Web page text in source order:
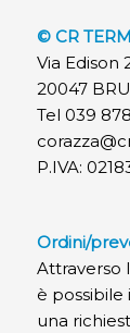
© CR
Via Edison
20047
Tel 039
P.IVA:
Ordini/
Attraverso
è possibile
una